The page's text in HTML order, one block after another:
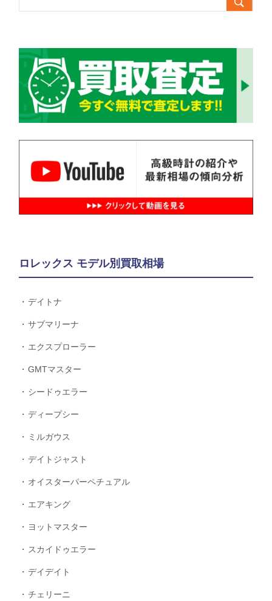
ロレックス モデル別買取相場
デイトナ
サブマリーナ
エクスプローラー
GMTマスター
シードゥエラー
ディープシー
ミルガウス
デイトジャスト
オイスターパーペチュアル
エアキング
ヨットマスター
スカイドゥエラー
デイデイト
チェリーニ